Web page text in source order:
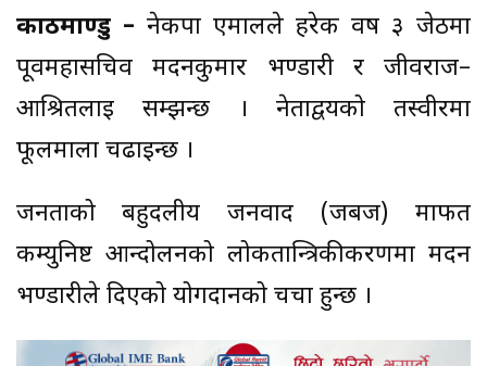
काठमाण्डु – नेकपा एमालले हरेक वर्ष ३ जेठमा
पूर्वमहासचिव मदनकुमार भण्डारी र जीवराज–
आश्रितलाई सम्झन्छ । नेताद्वयको तस्वीरमा
फूलमाला चढाइन्छ ।
जनताको बहुदलीय जनवाद (जबज) मार्फत
कम्युनिष्ट आन्दोलनको लोकतान्त्रिकीकरणमा मदन
भण्डारीले दिएको योगदानको चर्चा हुन्छ ।